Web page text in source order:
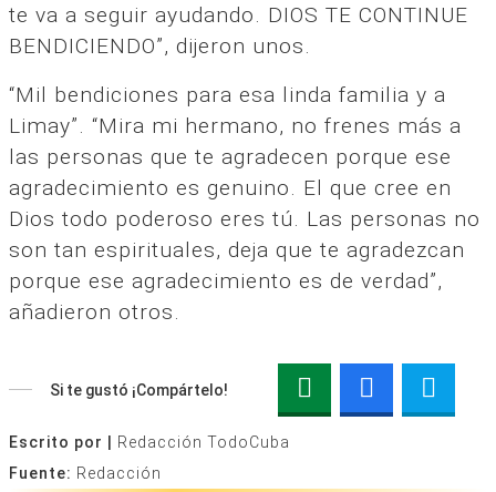
te va a seguir ayudando. DIOS TE CONTINUE
BENDICIENDO”, dijeron unos.
“Mil bendiciones para esa linda familia y a
Limay”. “Mira mi hermano, no frenes más a
las personas que te agradecen porque ese
agradecimiento es genuino. El que cree en
Dios todo poderoso eres tú. Las personas no
son tan espirituales, deja que te agradezcan
porque ese agradecimiento es de verdad”,
añadieron otros.
Si te gustó ¡Compártelo!
Escrito por |
Redacción TodoCuba
Fuente: Redacción